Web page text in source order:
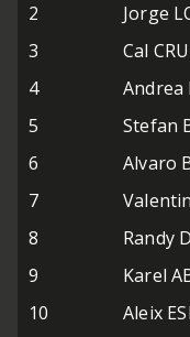
2
Jorge
3
Cal
4
Andrea
5
Stefan
6
Alvaro
7
8
Randy
9
Karel
10
Aleix